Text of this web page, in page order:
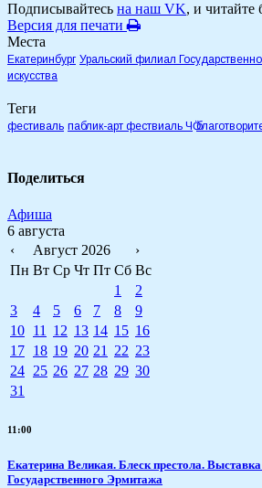
Подписывайтесь на наш VK, и
Версия для печати
Места
Екатеринбург Уральский филиал
искусства
Теги
фестиваль паблик-арт фествиаль ЧӦ
Поделиться
Афиша
6 августа
‹
Август 2026
›
Пн Вт Ср Чт Пт Сб Вс
1
2
3
4 5 6 7 8
9
10 11 12 13 14 15 16
17 18 19 20 21 22 23
24 25 26 27 28 29 30
31
11:00
Екатерина Великая. Блеск престола.
Государственного Эрмитажа